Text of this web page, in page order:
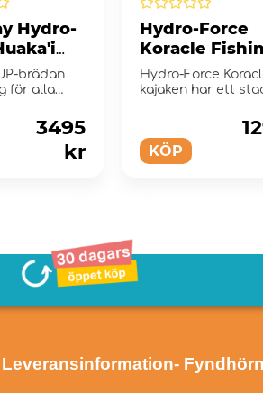
Hydro-
brädan
för alla
3495
kr
Hydro-Force
Koracle
Kajak
Hydro-Force
kajaken har ett
fotstöd som l...
KÖP
Leveransinformation-